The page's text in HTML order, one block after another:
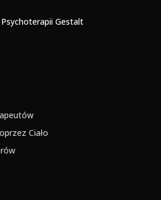
Gestalt
Ciało